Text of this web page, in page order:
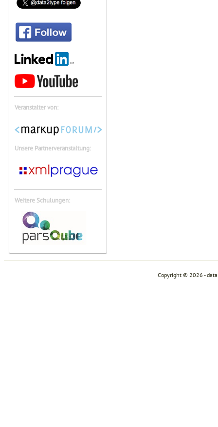
Veranstalter von:
Unsere Partnerveranstaltung:
Weitere Schulungen:
Copyright © 2026 -